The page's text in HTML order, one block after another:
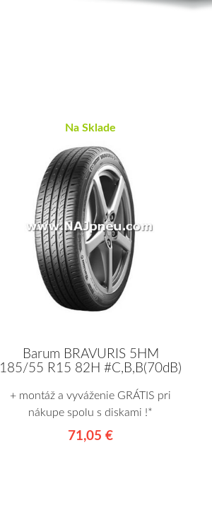
Na Sklade
Barum BRAVURIS 5HM
185/55 R15 82H #C,B,B(70dB)
+ montáž a vyváženie GRÁTIS pri
nákupe spolu s diskami !*
71,05 €